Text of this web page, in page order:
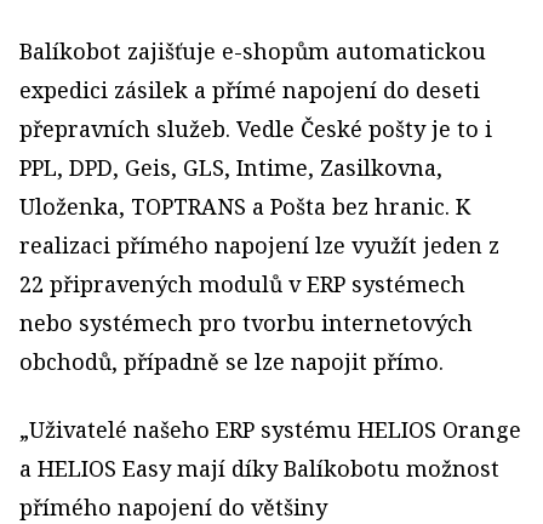
Balíkobot zajišťuje e-shopům automatickou
expedici zásilek a přímé napojení do deseti
přepravních služeb. Vedle České pošty je to i
PPL, DPD, Geis, GLS, Intime, Zasilkovna,
Uloženka, TOPTRANS a Pošta bez hranic. K
realizaci přímého napojení lze využít jeden z
22 připravených modulů v ERP systémech
nebo systémech pro tvorbu internetových
obchodů, případně se lze napojit přímo.
„Uživatelé našeho ERP systému HELIOS Orange
a HELIOS Easy mají díky Balíkobotu možnost
přímého napojení do většiny